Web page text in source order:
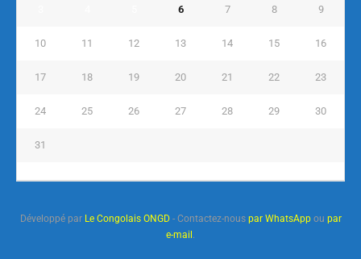
6 7 8 9
10 11 12 13 14 15 16
17 18 19 20 21 22 23
24 25 26 27 28 29 30
31
Développé par Le Congolais ONGD- Contactez-nous par WhatsAppou par
e-mail.